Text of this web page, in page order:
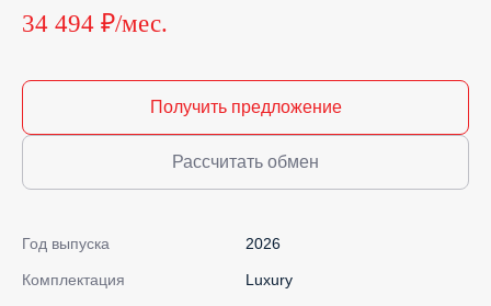
34 494 ₽/мес.
Получить предложение
Рассчитать обмен
Год выпуска 2026
Комплектация Luxury